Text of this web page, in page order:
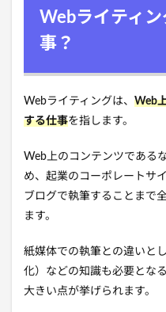
Webライティ
事？
Webライティングは、 Web
する仕事を指します。
Web上のコンテンツである
め、起業のコーポレートサ
ブログで執筆することまで
ます。
紙媒体での執筆との違いと
化）などの知識も必要とな
大きい点が挙げられます。